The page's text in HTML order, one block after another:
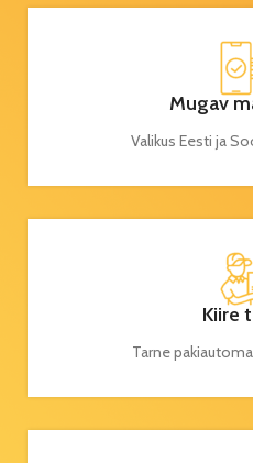
Mugav
Valikus Eesti ja
Kiire
Tarne